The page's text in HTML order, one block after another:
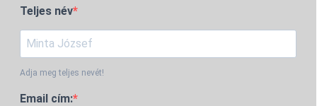
Teljes név
Adja meg teljes nevét!
Email cím: